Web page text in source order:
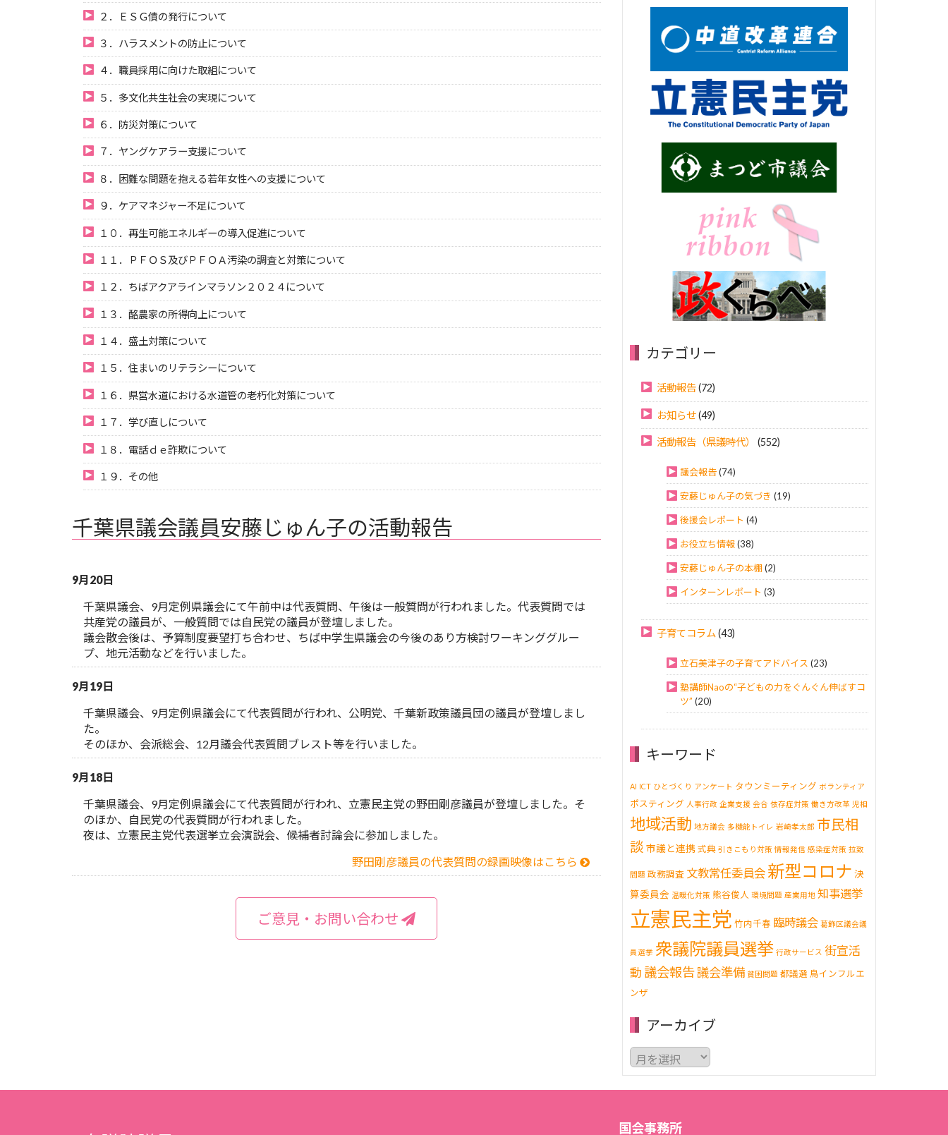
２．ＥＳＧ債の発行について
３．ハラスメントの防止について
４．職員採用に向けた取組について
５．多文化共生社会の実現について
６．防災対策について
７．ヤングケアラー支援について
８．困難な問題を抱える若年女性への支援について
９．ケアマネジャー不足について
１０．再生可能エネルギーの導入促進について
１１．ＰＦＯＳ及びＰＦＯＡ汚染の調査と対策について
１２．ちばアクアラインマラソン２０２４について
１３．酪農家の所得向上について
１４．盛土対策について
１５．住まいのリテラシーについて
１６．県営水道における水道管の老朽化対策について
１７．学び直しについて
１８．電話ｄｅ詐欺について
１９．その他
千葉県議会議員安藤じゅん子の活動報告
9月20日
千葉県議会、9月定例県議会にて午前中は代表質問、午後は一般質問が行われました。代表質問では
共産党の議員が、一般質問では自民党の議員が登壇しました。
議会散会後は、予算制度要望打ち合わせ、ちば中学生県議会の今後のあり方検討ワーキンググルー
プ、地元活動などを行いました。
9月19日
千葉県議会、9月定例県議会にて代表質問が行われ、公明党、千葉新政策議員団の議員が登壇しまし
た。
そのほか、会派総会、12月議会代表質問ブレスト等を行いました。
9月18日
千葉県議会、9月定例県議会にて代表質問が行われ、立憲民主党の野田剛彦議員が登壇しました。そ
のほか、自民党の代表質問が行われました。
夜は、立憲民主党代表選挙立会演説会、候補者討論会に参加しました。
野田剛彦議員の代表質問の録画映像はこちら
ご意見・お問い合わせ
カテゴリー
活動報告(72)
お知らせ(49)
活動報告（県議時代） (552)
議会報告(74)
安藤じゅん子の気づき (19)
後援会レポート (4)
お役立ち情報(38)
安藤じゅん子の本棚(2)
インターンレポート (3)
子育てコラム (43)
立石美津子の子育てアドバイス (23)
塾講師Naoの“子どもの力をぐんぐん伸ばすコ
ツ” (20)
キーワード
AI ICT ひとづくり アンケート タウンミーティング ボランティア
ポスティング 人事行政 企業支援 会合 依存症対策 働き方改革 児相
地域活動 地方議会 多機能トイレ 岩崎孝太郎 市民相
談 市議と連携 式典 引きこもり対策 情報発信 感染症対策 拉致
問題 政務調査 文教常任委員会 新型コロナ 決
算委員会 温暖化対策 熊谷俊人 環境問題 産業用地 知事選挙
立憲民主党 竹内千春 臨時議会 葛飾区議会議
員選挙 衆議院議員選挙 行政サービス 街宣活
動 議会報告議会準備 貧困問題 都議選 鳥インフルエ
ンザ
アーカイブ
ア
ー
カ
イ
国会事務所